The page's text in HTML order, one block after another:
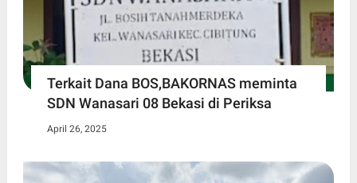
Terkait Dana BOS,BAKORNAS meminta
SDN Wanasari 08 Bekasi di Periksa
April 26, 2025